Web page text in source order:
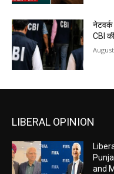
CBI
LIBERAL OPINION
and